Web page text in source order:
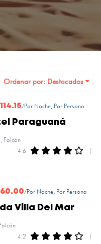
Ordenar por: Destacados
/Por Noche, Por Persona
Paraguaná
Falcón
4.6
(1)
/Por Noche, Por Persona
Villa Del Mar
4.2
(1)